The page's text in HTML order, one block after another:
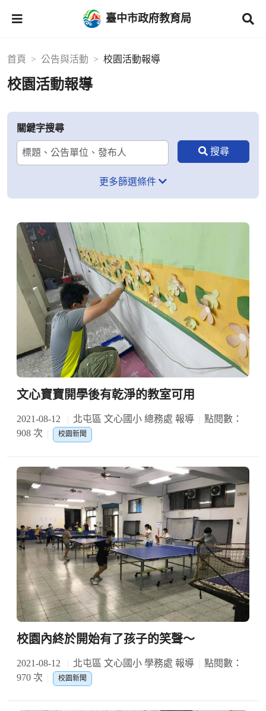
臺中市政府教育局
首頁 公告與活動 校園活動報導
校園活動報導
關鍵字搜尋
更多篩選條件
文心寶寶開學後有乾淨的教室可用
2021-08-12 北屯區 文心國小 總務處 報導
點閱數：
908 次
校園新聞
校園內終於開始有了孩子的笑聲～
2021-08-12 北屯區 文心國小 學務處 報導
點閱數：
970 次
校園新聞